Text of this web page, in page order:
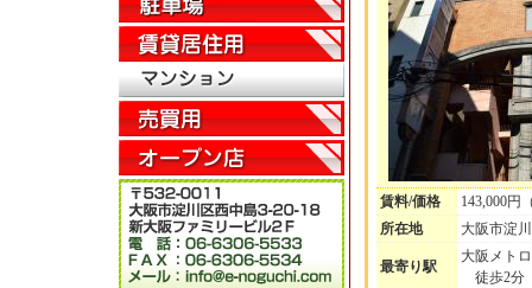
賃料/価格
143,000円
所在地
大阪市淀
最寄り駅
大阪メト
徒歩2分